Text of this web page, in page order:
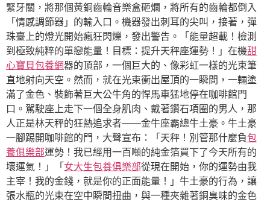
緊牙關，將那個黃銅齒輪音樂盒砸爛，將所有的齒輪都倒入
「情感調節器」的輸入口。機器發出刺耳的尖叫，接著，彈
珠臺上的燈光開始瘋狂閃爍，發出警告。「能量超載！檢測
到極致純粹的單戀能量！目標：提升天秤座運勢！」在機甜
心寶貝包養網器的頂部，一個巨大的、像彩虹一樣的光束筆
直地射向天空。然而，就在光束衝出屋頂的一瞬間，一輛塗
滿了金色、裝飾著巨大公牛角的悍馬車猛地停在咖啡館門
口。駕駛座上走下一個全身肌肉、戴著鑽石項圈的男人，那
人正是林天秤的狂熱追求者——金牛座霸總牛土豪。牛土豪
一腳踢開咖啡館的門，大聲宣布：「天秤！別管那什麼負包
養俱樂部運勢！我已經用一百噸的純金箔買下了今天所有的
壞運氣！」「女大生包養俱樂部從現在開始，你的運勢由我
主宰！我的金錢，就是你的正面能量！」牛土豪的行為，讓
張水瓶的光束在空中瞬間扭曲，與一種夾雜著銅臭味的金色